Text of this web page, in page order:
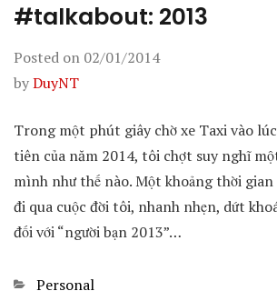
#talkabout: 2013
Posted on 02/01/2014
byDuyNT
Trong một phút giây chờ xe Taxi vào
tiên của năm 2014, tôi chợt suy nghĩ
mình như thế nào. Một khoảng thời gian
đi qua cuộc đời tôi, nhanh nhẹn, dứt
đối với “người bạn 2013”…
Categories
Personal